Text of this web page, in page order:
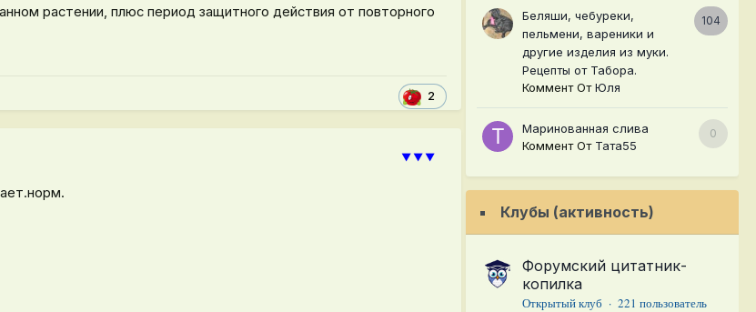
растении, плюс период защитного действия от повторного
2
⯆⯆⯆
104
Беляши, чебуреки,
пельмени, вареники и
другие изделия из муки.
Рецепты от Табора.
Коммент ОтЮля
0
Маринованная слива
Коммент От Тата55
Клубы (активность)
Форумский цитатник-
копилка
Открытый клуб · 221 пользователь